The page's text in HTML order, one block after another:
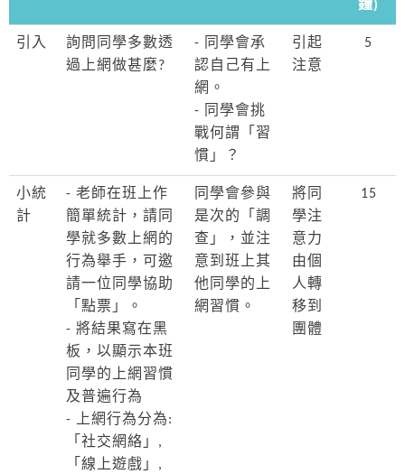
鐘)
引入
詢問同學多數透
過上網做甚麼?
- 同學會承
認自己有上
網。
- 同學會挑
戰何謂「習
慣」？
引起
注意
5
小統
計
- 老師在班上作
簡單統計，請同
學就多數上網的
行為舉手，可邀
請一位同學協助
「點票」。
- 將結果寫在黑
板，以顯示本班
同學的上網習慣
及普遍行為
- 上網行為分為:
「社交網絡」,
「線上遊戲」,
同學會參與
是次的「調
查」，並注
意到班上其
他同學的上
網習慣。
將同
學注
意力
由個
人轉
移到
團體
15